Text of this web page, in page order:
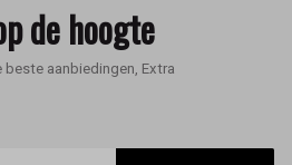
de hoogte
aanbiedingen, Extra